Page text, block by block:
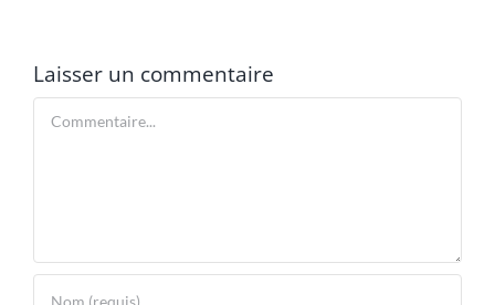
Laisser un commentaire